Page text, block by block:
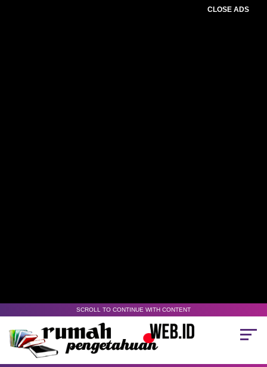
CLOSE ADS
SCROLL TO CONTINUE WITH CONTENT